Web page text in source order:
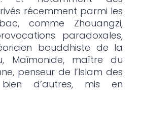
récemment parmi les
comme Zhouangzi,
paradoxales,
bouddhiste de la
Maïmonide, maître du
penseur de l’Islam des
d’autres, mis en